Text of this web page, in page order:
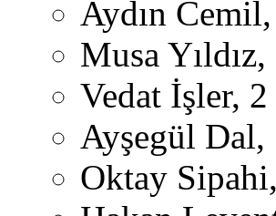
Aydın
Musa
Vedat İşler,
Ayşegül Dal,
Oktay